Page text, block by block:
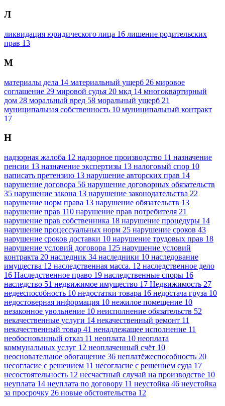
Л
ликвидация юридического лица 16 лишение родительских
прав 13
М
материалы дела 14 материальный ущерб 26 мировое
соглашение 29 мировой судья 20 мкд 14 многоквартирный
дом 28 моральный вред 58 моральный ущерб 21
муниципальная собственность 10 муниципальный контракт
17
Н
надзорная жалоба 12 надзорное производство 11 назначение
пенсии 13 назначение экспертизы 13 налоговый спор 10
написать претензию 13 нарушение авторских прав 14
нарушение договора 56 нарушение договорных обязательств
35 нарушение закона 13 нарушение законодательства 22
нарушение норм права 13 нарушение обязательств 13
нарушение прав 110 нарушение прав потребителя 21
нарушение прав собственника 18 нарушение процедуры 14
нарушение процессуальных норм 25 нарушение сроков 43
нарушение сроков доставки 10 нарушение трудовых прав 18
нарушение условий договора 125 нарушение условий
контракта 20 наследник 34 наследники 10 наследование
имущества 12 наследственная масса. 12 наследственное дело
16 Наследственное право 19 наследственные споры 16
наследство 51 недвижимое имущество 17 Недвижимость 27
недееспособность 10 недостатки товара 16 недостача груза 10
недостоверная информация 10 нежилое помещение 10
незаконное увольнение 10 неисполнение обязательств 52
некачественные услуги 14 некачественный ремонт 11
некачественный товар 41 ненадлежащее исполнение 11
необоснованный отказ 11 неоплата 10 неоплата
коммунальных услуг 12 неоплаченный счёт 10
неосновательное обогащение 36 неплатёжеспособность 20
несогласие с решением 11 несогласие с решением суда 17
несостоятельность 12 несчастный случай на производстве 10
неуплата 14 неуплата по договору 11 неустойка 46 неустойка
за просрочку 26 новые обстоятельства 12